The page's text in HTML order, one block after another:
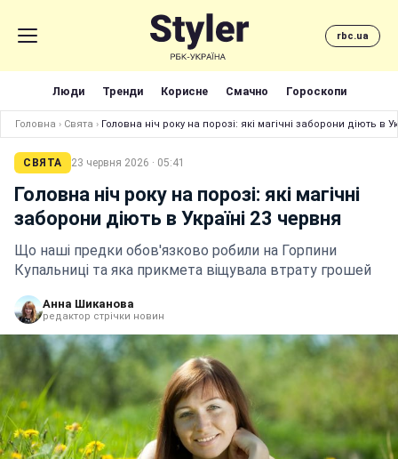
rbc.ua
Люди Тренди Корисне Смачно Гороскопи
Головна › Свята › Головна ніч року на порозі: які магічні заборони діють в
СВЯТА 23 червня 2026 · 05:41
Головна ніч року на порозі: які магічні
заборони діють в Україні 23 червня
Що наші предки обов'язково робили на Горпини
Купальниці та яка прикмета віщувала втрату грошей
Анна Шиканова
редактор стрічки новин